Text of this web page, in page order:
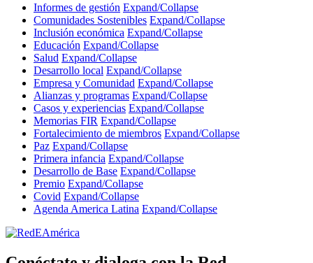
Informes de gestión Expand/Collapse
Comunidades Sostenibles Expand/Collapse
Inclusión económica Expand/Collapse
Educación Expand/Collapse
Salud Expand/Collapse
Desarrollo local Expand/Collapse
Empresa y Comunidad Expand/Collapse
Alianzas y programas Expand/Collapse
Casos y experiencias Expand/Collapse
Memorias FIR Expand/Collapse
Fortalecimiento de miembros Expand/Collapse
Paz Expand/Collapse
Primera infancia Expand/Collapse
Desarrollo de Base Expand/Collapse
Premio Expand/Collapse
Covid Expand/Collapse
Agenda America Latina Expand/Collapse